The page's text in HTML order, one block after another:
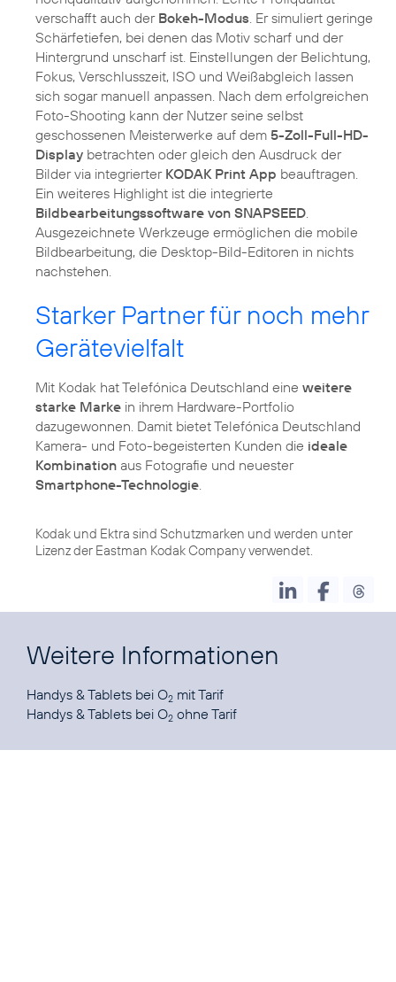
verschafft auch der Bokeh-Modus. Er simuliert geringe
Schärfetiefen, bei denen das Motiv scharf und der
Hintergrund unscharf ist. Einstellungen der Belichtung,
Fokus, Verschlusszeit, ISO und Weißabgleich lassen
sich sogar manuell anpassen. Nach dem erfolgreichen
Foto-Shooting kann der Nutzer seine selbst
geschossenen Meisterwerke auf dem 5-Zoll-Full-HD-
Display betrachten oder gleich den Ausdruck der
Bilder via integrierter KODAK Print App beauftragen.
Ein weiteres Highlight ist die integrierte
Bildbearbeitungssoftware von SNAPSEED.
Ausgezeichnete Werkzeuge ermöglichen die mobile
Bildbearbeitung, die Desktop-Bild-Editoren in nichts
nachstehen.
Starker Partner für noch mehr
Gerätevielfalt
Mit Kodak hat Telefónica Deutschland eine weitere
starke Marke in ihrem Hardware-Portfolio
dazugewonnen. Damit bietet Telefónica Deutschland
Kamera- und Foto-begeisterten Kunden die ideale
Kombination aus Fotografie und neuester
Smartphone-Technologie.
Kodak und Ektra sind Schutzmarken und werden unter
Lizenz der Eastman Kodak Company verwendet.
Weitere Informationen
Handys & Tablets bei O2
Handys & Tablets bei O2 ohne Tarif